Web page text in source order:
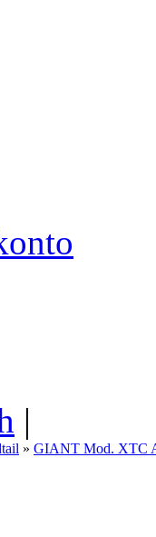
|
» GIANT Mod. XTC